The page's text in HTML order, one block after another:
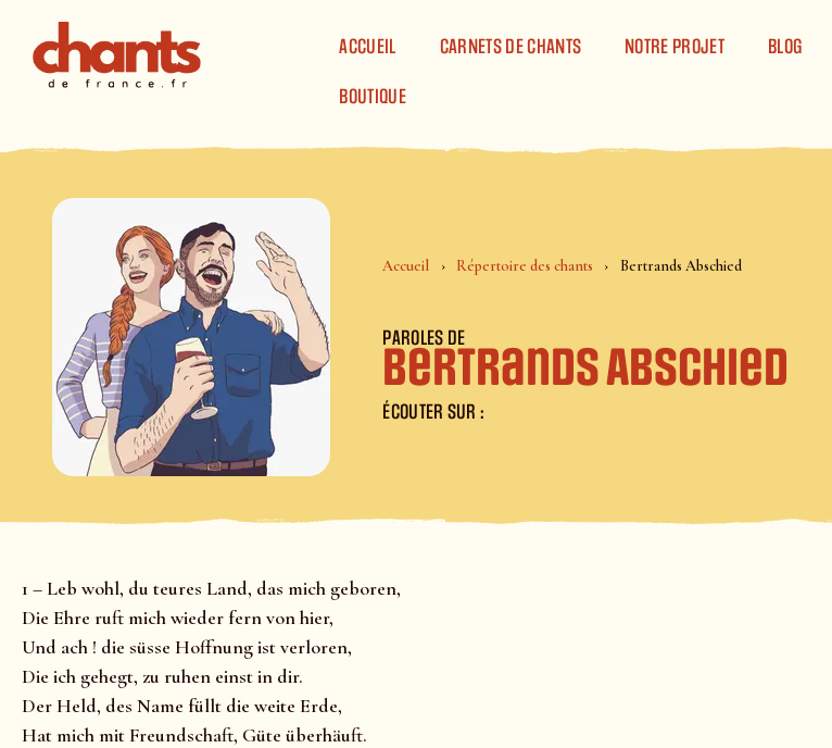
ACCUEIL
CARNETS DE CHANTS NOTRE PROJET BLOG
BOUTIQUE
Accueil Répertoire des chants Bertrands Abschied
PAROLES DE
Bertrands Abschied
ÉCOUTER SUR :
1 – Leb wohl, du teures Land, das mich geboren,
Die Ehre ruft mich wieder fern von hier,
Und ach ! die süsse Hoffnung ist verloren,
Die ich gehegt, zu ruhen einst in dir.
Der Held, des Name füllt die weite Erde,
Hat mich mit Freundschaft, Güte überhäuft.